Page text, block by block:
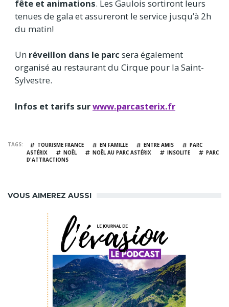
fête et animations. Les Gaulois sortiront leurs
tenues de gala et assureront le service jusqu’à 2h
du matin!
Un réveillon dans le parc sera également
organisé au restaurant du Cirque pour la Saint-
Sylvestre.
Infos et tarifs surwww.parcasterix.fr
TAGS TOURISME FRANCE EN FAMILLE ENTRE AMIS
PARC
ASTÉRIX
NOËL NOËL AU PARC ASTÉRIX INSOLITE
PARC
D'ATTRACTIONS
VOUS AIMEREZ AUSSI